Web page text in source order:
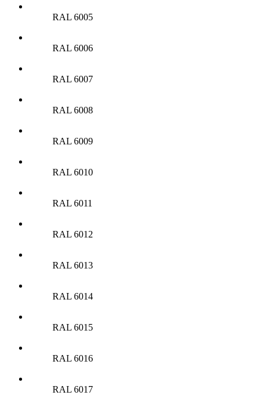
RAL 6005
RAL 6006
RAL 6007
RAL 6008
RAL 6009
RAL 6010
RAL 6011
RAL 6012
RAL 6013
RAL 6014
RAL 6015
RAL 6016
RAL 6017